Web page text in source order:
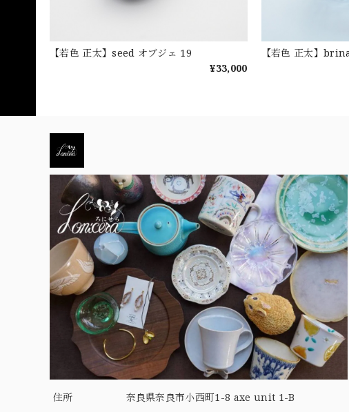
【若色 正太】seed オブジェ 19
¥33,000
【若色 正太】
住所 奈良県奈良市小西町1-8 axe unit 1-B